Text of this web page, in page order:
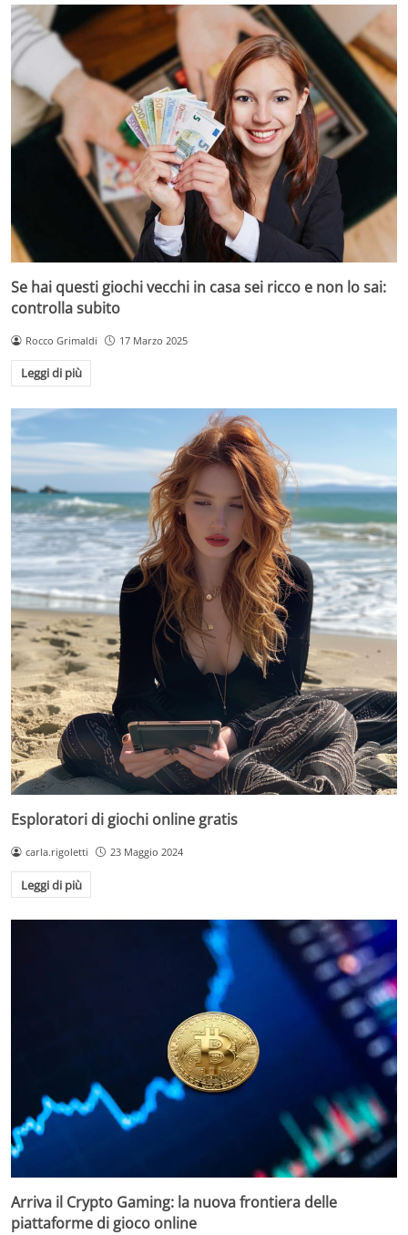
Se hai questi giochi vecchi in casa sei ricco e non lo sai:
controlla subito
Rocco Grimaldi 17 Marzo 2025
Leggi di più
Esploratori di giochi online gratis
carla.rigoletti 23 Maggio 2024
Leggi di più
Arriva il Crypto Gaming: la nuova frontiera delle
piattaforme di gioco online